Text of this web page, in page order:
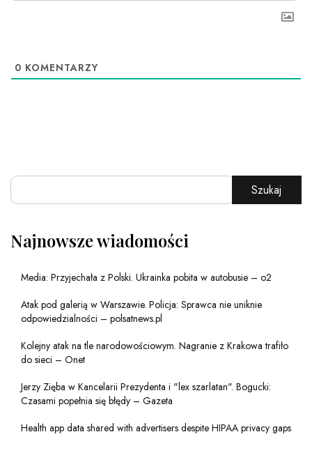
0 KOMENTARZY
Szukaj
Najnowsze wiadomości
Media: Przyjechała z Polski. Ukrainka pobita w autobusie – o2
Atak pod galerią w Warszawie. Policja: Sprawca nie uniknie
odpowiedzialności – polsatnews.pl
Kolejny atak na tle narodowościowym. Nagranie z Krakowa trafiło
do sieci – Onet
Jerzy Zięba w Kancelarii Prezydenta i "lex szarlatan". Bogucki:
Czasami popełnia się błędy – Gazeta
Health app data shared with advertisers despite HIPAA privacy gaps